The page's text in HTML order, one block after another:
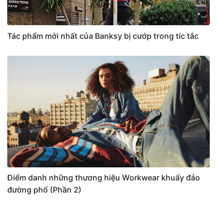
Tác phẩm mới nhất của Banksy bị cướp trong tíc tắc
Điểm danh những thương hiệu Workwear khuấy đảo
đường phố (Phần 2)